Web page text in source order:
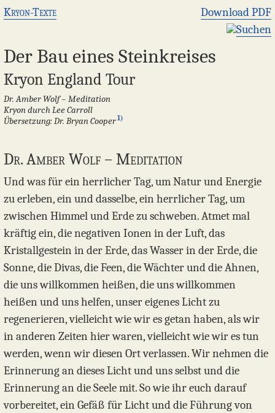
Kryon-Texte
Download PDF
Suchen
Der Bau eines Steinkreises
Kryon England Tour
Dr. Amber Wolf – Meditation
Kryon durch Lee Carroll
Übersetzung: Dr. Bryan Cooper1)
Dr. Amber Wolf – Meditation
​Und was für ein herrlicher Tag, um Natur und Energie
zu erleben, ein und dasselbe, ein herrlicher Tag, um
zwischen Himmel und Erde zu schweben. Atmet mal
kräftig ein, die negativen Ionen in der Luft, das
Kristallgestein in der Erde, das Wasser in der Erde, die
Sonne, die Divas, die Feen, die Wächter und die Ahnen,
die uns willkommen heißen, die uns willkommen
heißen und uns helfen, unser eigenes Licht zu
regenerieren, vielleicht wie wir es getan haben, als wir
in anderen Zeiten hier waren, vielleicht wie wir es tun
werden, wenn wir diesen Ort verlassen. Wir nehmen die
Erinnerung an dieses Licht und uns selbst und die
Erinnerung an die Seele mit. So wie ihr euch darauf
vorbereitet, ein Gefäß für Licht und die Führung von